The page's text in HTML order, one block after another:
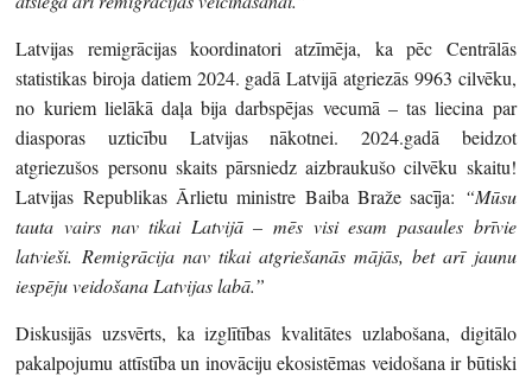
Latvijas remigrācijas koordinatori atzīmēja, ka pēc Centrālās
statistikas biroja datiem 2024. gadā Latvijā atgriezās 9963 cilvēku,
no kuriem lielākā daļa bija darbspējas vecumā – tas liecina par
diasporas uzticību Latvijas nākotnei. 2024.gadā beidzot
atgriezušos personu skaits pārsniedz aizbraukušo cilvēku skaitu!
Latvijas Republikas Ārlietu ministre Baiba Braže sacīja: “Mūsu
tauta vairs nav tikai Latvijā – mēs visi esam pasaules brīvie
latvieši. Remigrācija nav tikai atgriešanās mājās, bet arī jaunu
iespēju veidošana Latvijas labā.”
Diskusijās uzsvērts, ka izglītības kvalitātes uzlabošana, digitālo
pakalpojumu attīstība un inovāciju ekosistēmas veidošana ir būtiski